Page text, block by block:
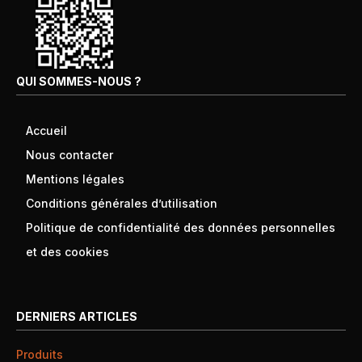
QUI SOMMES-NOUS ?
Accueil
Nous contacter
Mentions légales
Conditions générales d’utilisation
Politique de confidentialité des données personnelles
et des cookies
DERNIERS ARTICLES
Produits